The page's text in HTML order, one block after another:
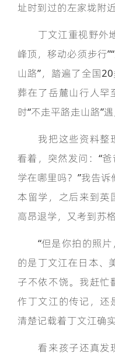
址时到过的左家垅附近
丁文江重视野外地
峰顶，移动必须步行
山路”，踏遍了全国
葬在了岳麓山行人罕
时“不走平路走山路”
我把这些资料整
看着，突然发问：“
学在哪里吗？”我告
本留学，之后来到英
高昂退学，又考到苏
“但是你拍的照片
的是丁文江在日本、
子不依不饶。我赶忙
作丁文江的传记，还
清楚记载着丁文江确
看来孩子还真发